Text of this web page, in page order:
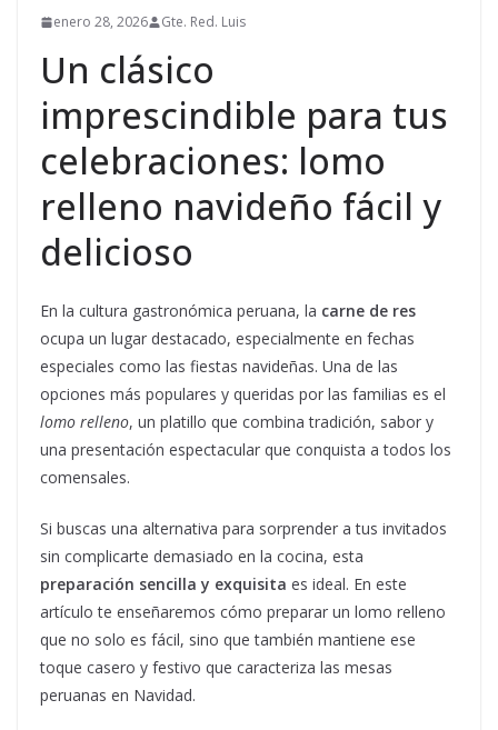
enero 28, 2026 Gte. Red. Luis
Un clásico
imprescindible para tus
celebraciones: lomo
relleno navideño fácil y
delicioso
En la cultura gastronómica peruana, la carne de res
ocupa un lugar destacado, especialmente en fechas
especiales como las fiestas navideñas. Una de las
opciones más populares y queridas por las familias es el
lomo relleno, un platillo que combina tradición, sabor y
una presentación espectacular que conquista a todos los
comensales.
Si buscas una alternativa para sorprender a tus invitados
sin complicarte demasiado en la cocina, esta
preparación sencilla y exquisita es ideal. En este
artículo te enseñaremos cómo preparar un lomo relleno
que no solo es fácil, sino que también mantiene ese
toque casero y festivo que caracteriza las mesas
peruanas en Navidad.